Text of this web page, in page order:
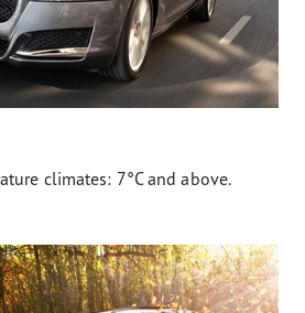
climates: 7°C and above.